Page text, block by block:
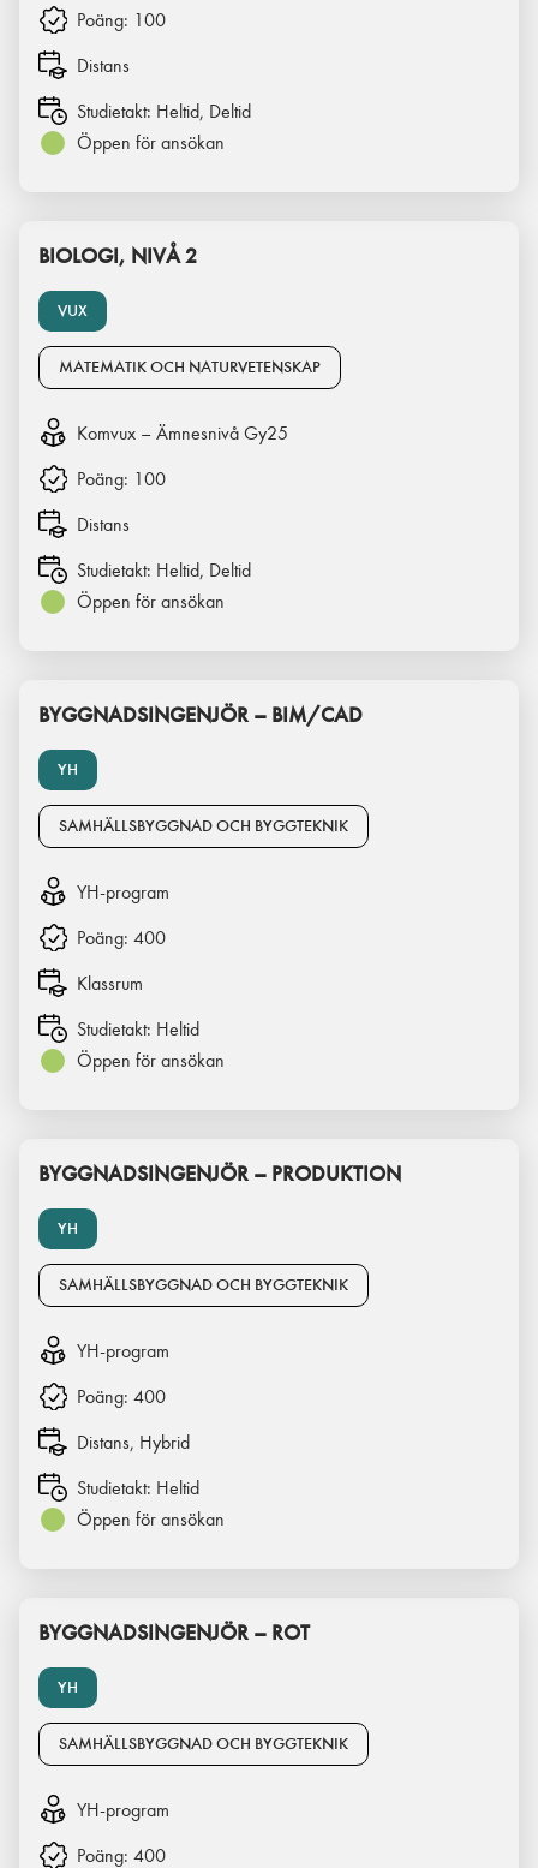
Poäng: 100
Distans
Studietakt: Heltid, Deltid
Öppen för ansökan
VUX
BIOLOGI, NIVÅ 2
MATEMATIK OCH NATURVETENSKAP
Komvux – Ämnesnivå Gy25
Poäng: 100
Distans
Studietakt: Heltid, Deltid
Öppen för ansökan
YH
BYGGNADSINGENJÖR – BIM/CAD
SAMHÄLLSBYGGNAD OCH BYGGTEKNIK
YH-program
Poäng: 400
Klassrum
Studietakt: Heltid
Öppen för ansökan
YH
BYGGNADSINGENJÖR – PRODUKTION
SAMHÄLLSBYGGNAD OCH BYGGTEKNIK
YH-program
Poäng: 400
Distans, Hybrid
Studietakt: Heltid
Öppen för ansökan
YH
BYGGNADSINGENJÖR – ROT
SAMHÄLLSBYGGNAD OCH BYGGTEKNIK
YH-program
Poäng: 400